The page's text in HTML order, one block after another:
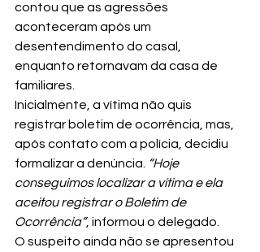
contou que as agressões
aconteceram após um
desentendimento do casal,
enquanto retornavam da casa de
familiares.
Inicialmente, a vítima não quis
registrar boletim de ocorrência, mas,
após contato com a polícia, decidiu
formalizar a denúncia. “Hoje
conseguimos localizar a vítima e ela
aceitou registrar o Boletim de
Ocorrência”, informou o delegado.
O suspeito ainda não se apresentou